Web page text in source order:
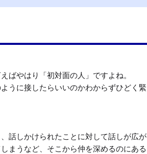
ばやはり「初対面の人」ですよね。
うに接したらいいのかわからずひどく緊
話しかけられたことに対して話しが広が
まうなど、そこから仲を深めるのにある